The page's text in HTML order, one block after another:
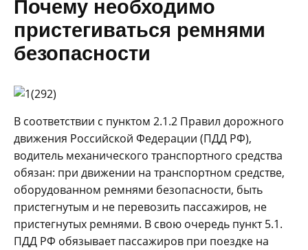
Почему необходимо
пристегиваться ремнями
безопасности
В соответствии с пунктом 2.1.2 Правил дорожного
движения Российской Федерации (ПДД РФ),
водитель механического транспортного средства
обязан: при движении на транспортном средстве,
оборудованном ремнями безопасности, быть
пристегнутым и не перевозить пассажиров, не
пристегнутых ремнями. В свою очередь пункт 5.1.
ПДД РФ обязывает пассажиров при поездке на